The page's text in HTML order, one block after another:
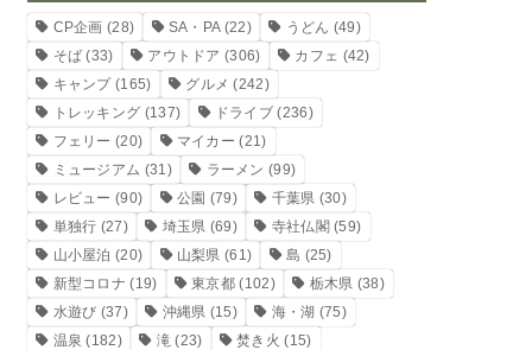
CP企画 (28) SA・PA(22) うどん (49)
そば (33) アウトドア (306) カフェ (42)
キャンプ(165) グルメ (242)
トレッキング (137) ドライブ (236)
フェリー (20) マイカー (21)
ミュージアム (31) ラーメン (99)
レビュー (90) 公園 (79) 千葉県 (30)
単独行 (27) 埼玉県 (69) 寺社仏閣 (59)
山小屋泊 (20) 山梨県 (61) 島 (25)
新型コロナ (19) 東京都 (102) 栃木県 (38)
水遊び (37) 沖縄県 (15) 海・湖 (75)
温泉 (182) 滝 (23) 焚き火 (15)